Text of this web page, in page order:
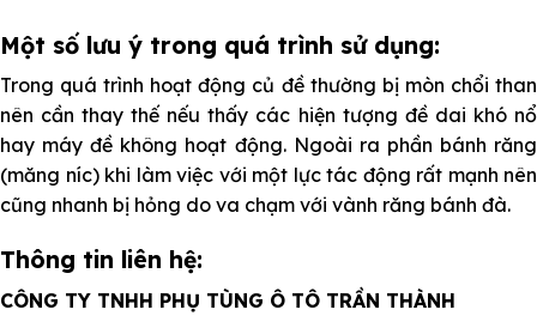
Một số lưu ý trong quá trình sử dụng:
Trong quá trình hoạt động củ đề thường bị mòn chổi than
nên cần thay thế nếu thấy các hiện tượng đề dai khó nổ
hay máy đề không hoạt động. Ngoài ra phần bánh răng
(măng níc) khi làm việc với một lực tác động rất mạnh nên
cũng nhanh bị hỏng do va chạm với vành răng bánh đà.
Thông tin liên hệ:
CÔNG TY TNHH PHỤ TÙNG Ô TÔ TRẦN THÀNH